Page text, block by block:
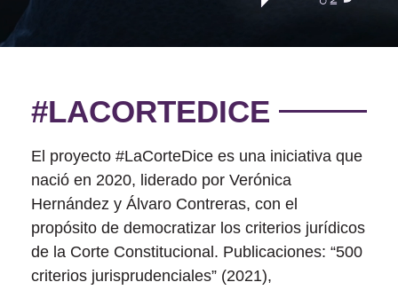
#LACORTEDICE
El proyecto #LaCorteDice es una iniciativa que
nació en 2020, liderado por Verónica
Hernández y Álvaro Contreras, con el
propósito de democratizar los criterios jurídicos
de la Corte Constitucional. Publicaciones: “500
criterios jurisprudenciales” (2021),